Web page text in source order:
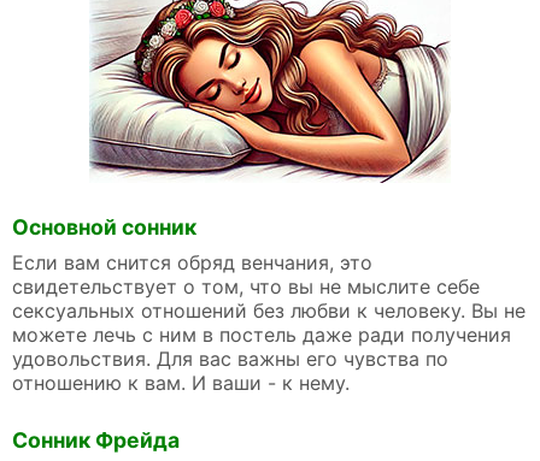
Основной сонник
Если вам снится обряд венчания, это
свидетельствует о том, что вы не мыслите себе
сексуальных отношений без любви к человеку. Вы не
можете лечь с ним в постель даже ради получения
удовольствия. Для вас важны его чувства по
отношению к вам. И ваши - к нему.
Сонник Фрейда